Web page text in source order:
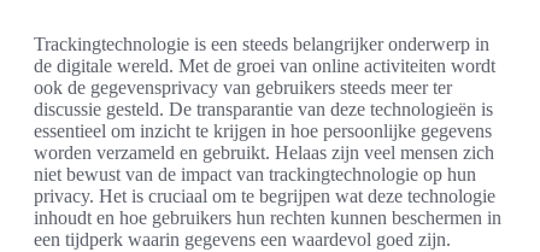
Trackingtechnologie is een steeds belangrijker onderwerp in
de digitale wereld. Met de groei van online activiteiten wordt
ook de gegevensprivacy van gebruikers steeds meer ter
discussie gesteld. De transparantie van deze technologieën is
essentieel om inzicht te krijgen in hoe persoonlijke gegevens
worden verzameld en gebruikt. Helaas zijn veel mensen zich
niet bewust van de impact van trackingtechnologie op hun
privacy. Het is cruciaal om te begrijpen wat deze technologie
inhoudt en hoe gebruikers hun rechten kunnen beschermen in
een tijdperk waarin gegevens een waardevol goed zijn.